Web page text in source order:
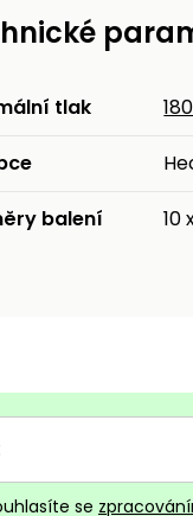
tlak
balení 10
se